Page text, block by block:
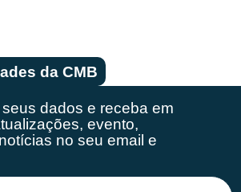
da CMB
dados e receba em
evento,
no seu email e